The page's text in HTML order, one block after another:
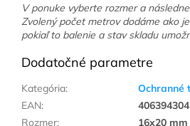
V ponuke vyberte rozmer a
Zvolený počet metrov dodáme ako
pokiaľ to balenie a stav skladu
Dodatočné parametre
Kategória:
Ochranné
EAN:
Rozmer: 16x20 mm